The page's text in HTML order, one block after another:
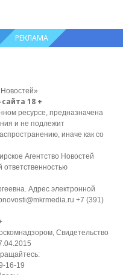
РЕКЛАМА
18 +
ресурсе, предназначена
и не подлежит
иначе как со
Агентство Новостей
ответственностью
Адрес электронной
+7 (391)
Свидетельство
16-19